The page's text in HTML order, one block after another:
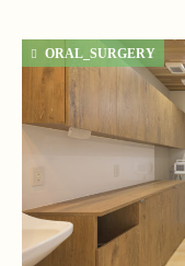
ORAL_SURGERY